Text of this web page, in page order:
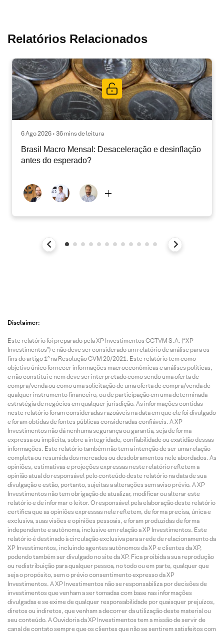
Relatórios Relacionados
6 Ago 2026 • 36 mins de leitura
Brasil Macro Mensal: Desaceleração e desinflação
antes do esperado?
Disclaimer:
Este relatório foi preparado pela XP Investimentos CCTVM S.A. (“XP
Investimentos”) e não deve ser considerado um relatório de análise para os
fins do artigo 1º na Resolução CVM 20/2021. Este relatório tem como
objetivo único fornecer informações macroeconômicas e análises políticas,
e não constitui e nem deve ser interpretado como sendo uma oferta de
compra/venda ou como uma solicitação de uma oferta de compra/venda de
qualquer instrumento financeiro, ou de participação em uma determinada
estratégia de negócios em qualquer jurisdição. As informações contidas
neste relatório foram consideradas razoáveis na data em que ele foi divulgado
e foram obtidas de fontes públicas consideradas confiáveis. A XP
Investimentos não dá nenhuma segurança ou garantia, seja de forma
expressa ou implícita, sobre a integridade, confiabilidade ou exatidão dessas
informações. Este relatório também não tem a intenção de ser uma relação
completa ou resumida dos mercados ou desdobramentos nele abordados. As
opiniões, estimativas e projeções expressas neste relatório refletem a
opinião atual do responsável pelo conteúdo deste relatório na data de sua
divulgação e estão, portanto, sujeitas a alterações sem aviso prévio. A XP
Investimentos não tem obrigação de atualizar, modificar ou alterar este
relatório e de informar o leitor. O responsável pela elaboração deste relatório
certifica que as opiniões expressas nele refletem, de forma precisa, única e
exclusiva, suas visões e opiniões pessoais, e foram produzidas de forma
independente e autônoma, inclusive em relação a XP Investimentos. Este
relatório é destinado à circulação exclusiva para a rede de relacionamento da
XP Investimentos, incluindo agentes autônomos da XP e clientes da XP,
podendo também ser divulgado no site da XP. Fica proibida a sua reprodução
ou redistribuição para qualquer pessoa, no todo ou em parte, qualquer que
seja o propósito, sem o prévio consentimento expresso da XP
Investimentos. A XP Investimentos não se responsabiliza por decisões de
investimentos que venham a ser tomadas com base nas informações
divulgadas e se exime de qualquer responsabilidade por quaisquer prejuízos,
diretos ou indiretos, que venham a decorrer da utilização deste material ou
seu conteúdo. A Ouvidoria da XP Investimentos tem a missão de servir de
canal de contato sempre que os clientes que não se sentirem satisfeitos com